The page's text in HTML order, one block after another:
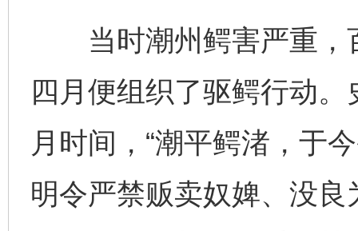
当时潮州鳄害严重，
四月便组织了驱鳄行动
月时间，“潮平鳄渚，于
明令严禁贩卖奴婢、没